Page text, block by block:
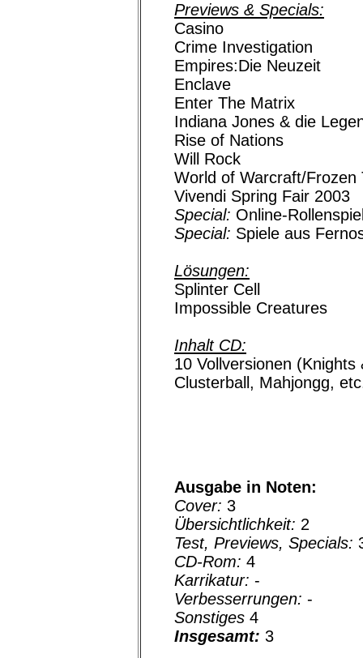
Previews & Specials:
Casino
Crime Investigation
Empires:Die Neuzeit
Enclave
Enter The Matrix
Indiana Jones & die
Rise of Nations
Will Rock
World of Warcraft/Frozen
Vivendi Spring Fair 2003
Special: Online-
Special: Spiele aus
Lösungen:
Splinter Cell
Impossible Creatures
Inhalt CD:
10 Vollversionen
Clusterball, Mahjongg,
Ausgabe in Noten:
Cover: 3
Übersichtlichkeit: 2
Test, Previews, Specials:
CD-Rom: 4
Karrikatur: -
Verbesserrungen: -
Sonstiges 4
Insgesamt: 3